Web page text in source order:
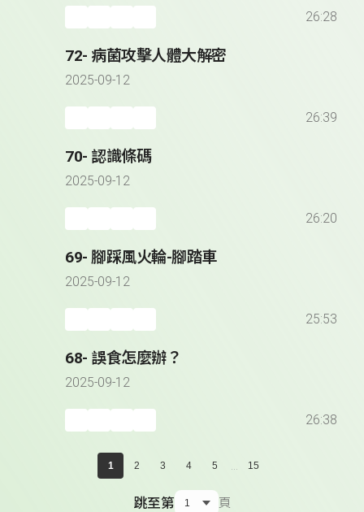
26:28
72- 病菌攻擊人體大解密
2025-09-12
26:39
70- 認識條碼
2025-09-12
26:20
69- 腳踩風火輪-腳踏車
2025-09-12
25:53
68- 誤食怎麼辦？
2025-09-12
26:38
1 2 3 4 5 ... 15
跳至第 頁